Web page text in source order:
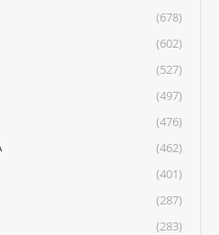
(678)
(602)
(527)
(497)
(476)
(462)
(401)
(287)
(283)